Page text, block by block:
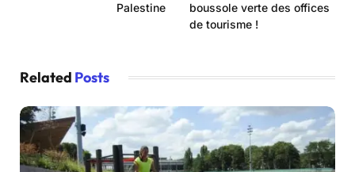
Palestine
boussole verte des offices
de tourisme !
Related Posts